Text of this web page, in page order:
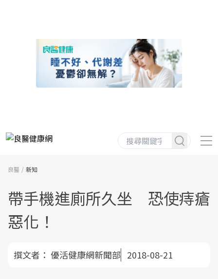
良醫 新知
帶手機進廁所久坐 恐使痔瘡
惡化！
撰文者： 優活健康網新聞部 2018-08-21